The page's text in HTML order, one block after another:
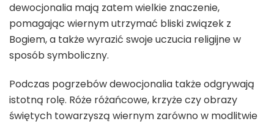
dewocjonalia mają zatem wielkie znaczenie,
pomagając wiernym utrzymać bliski związek z
Bogiem, a także wyrazić swoje uczucia religijne w
sposób symboliczny.
Podczas pogrzebów dewocjonalia także odgrywają
istotną rolę. Róże różańcowe, krzyże czy obrazy
świętych towarzyszą wiernym zarówno w modlitwie